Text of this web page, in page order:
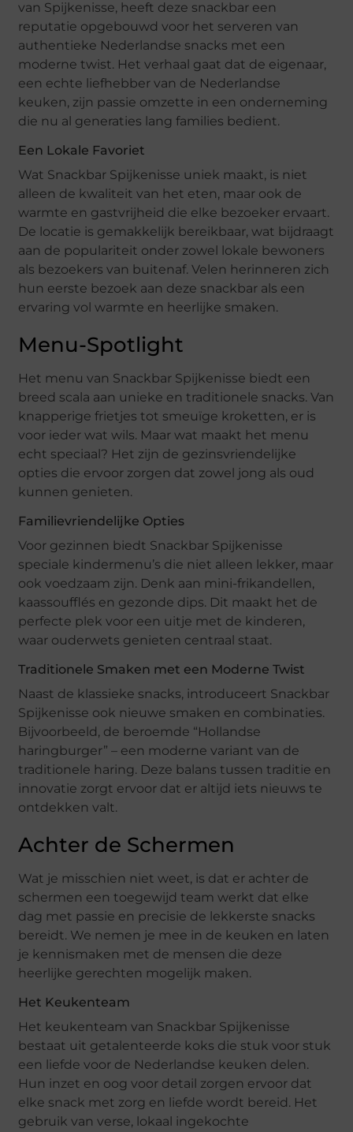
van Spijkenisse, heeft deze snackbar een
reputatie opgebouwd voor het serveren van
authentieke Nederlandse snacks met een
moderne twist. Het verhaal gaat dat de eigenaar,
een echte liefhebber van de Nederlandse
keuken, zijn passie omzette in een onderneming
die nu al generaties lang families bedient.
Een Lokale Favoriet
Wat Snackbar Spijkenisse uniek maakt, is niet
alleen de kwaliteit van het eten, maar ook de
warmte en gastvrijheid die elke bezoeker ervaart.
De locatie is gemakkelijk bereikbaar, wat bijdraagt
aan de populariteit onder zowel lokale bewoners
als bezoekers van buitenaf. Velen herinneren zich
hun eerste bezoek aan deze snackbar als een
ervaring vol warmte en heerlijke smaken.
Menu-Spotlight
Het menu van Snackbar Spijkenisse biedt een
breed scala aan unieke en traditionele snacks. Van
knapperige frietjes tot smeuïge kroketten, er is
voor ieder wat wils. Maar wat maakt het menu
echt speciaal? Het zijn de gezinsvriendelijke
opties die ervoor zorgen dat zowel jong als oud
kunnen genieten.
Familievriendelijke Opties
Voor gezinnen biedt Snackbar Spijkenisse
speciale kindermenu’s die niet alleen lekker, maar
ook voedzaam zijn. Denk aan mini-frikandellen,
kaassoufflés en gezonde dips. Dit maakt het de
perfecte plek voor een uitje met de kinderen,
waar ouderwets genieten centraal staat.
Traditionele Smaken met een Moderne Twist
Naast de klassieke snacks, introduceert Snackbar
Spijkenisse ook nieuwe smaken en combinaties.
Bijvoorbeeld, de beroemde “Hollandse
haringburger” – een moderne variant van de
traditionele haring. Deze balans tussen traditie en
innovatie zorgt ervoor dat er altijd iets nieuws te
ontdekken valt.
Achter de Schermen
Wat je misschien niet weet, is dat er achter de
schermen een toegewijd team werkt dat elke
dag met passie en precisie de lekkerste snacks
bereidt. We nemen je mee in de keuken en laten
je kennismaken met de mensen die deze
heerlijke gerechten mogelijk maken.
Het Keukenteam
Het keukenteam van Snackbar Spijkenisse
bestaat uit getalenteerde koks die stuk voor stuk
een liefde voor de Nederlandse keuken delen.
Hun inzet en oog voor detail zorgen ervoor dat
elke snack met zorg en liefde wordt bereid. Het
gebruik van verse, lokaal ingekochte